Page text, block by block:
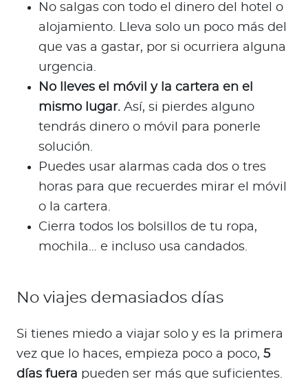
No salgas con todo el dinero del hotel o
alojamiento. Lleva solo un poco más del
que vas a gastar, por si ocurriera alguna
urgencia.
No lleves el móvil y la cartera en el
mismo lugar. Así, si pierdes alguno
tendrás dinero o móvil para ponerle
solución.
Puedes usar alarmas cada dos o tres
horas para que recuerdes mirar el móvil
o la cartera.
Cierra todos los bolsillos de tu ropa,
mochila… e incluso usa candados.
No viajes demasiados días
Si tienes miedo a viajar solo y es la primera
vez que lo haces, empieza poco a poco, 5
días fuera pueden ser más que suficientes.